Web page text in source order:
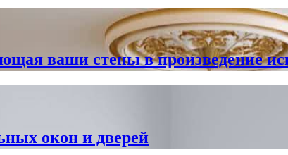
ваши стены в произведение
окон и дверей